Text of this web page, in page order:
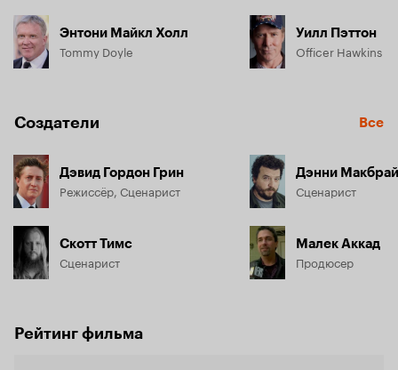
Энтони Майкл Холл
Tommy Doyle
Уилл Пэттон
Officer Hawkins
Создатели Все
Дэвид Гордон Грин
Режиссёр, Сценарист
Скотт Тимс
Сценарист
Дэнни
Сценарист
Малек Аккад
Продюсер
Рейтинг фильма